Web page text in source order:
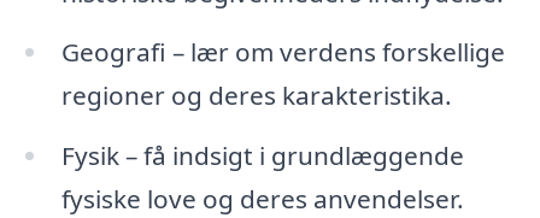
Geografi – lær om verdens forskellige
regioner og deres karakteristika.
Fysik – få indsigt i grundlæggende
fysiske love og deres anvendelser.